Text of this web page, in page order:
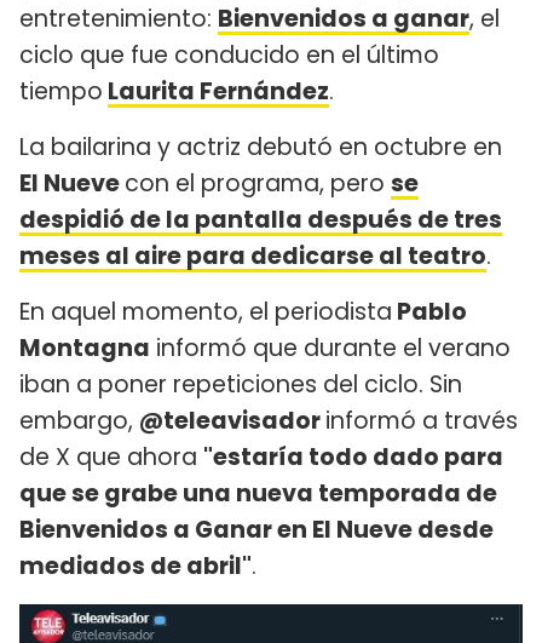
entretenimiento: Bienvenidos a ganar, el
ciclo que fue conducido en el último
tiempo Laurita Fernández.
La bailarina y actriz debutó en octubre en
El Nuevecon el programa, pero se
despidió de la pantalla después de tres
meses al aire para dedicarse al teatro.
En aquel momento, el periodista Pablo
Montagna informó que durante el verano
iban a poner repeticiones del ciclo. Sin
embargo, @teleavisadorinformó a través
de X que ahora "estaría todo dado para
que se grabe una nueva temporada de
Bienvenidos a Ganar en El Nueve desde
mediados de abril".